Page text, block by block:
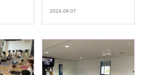
2024.09.07